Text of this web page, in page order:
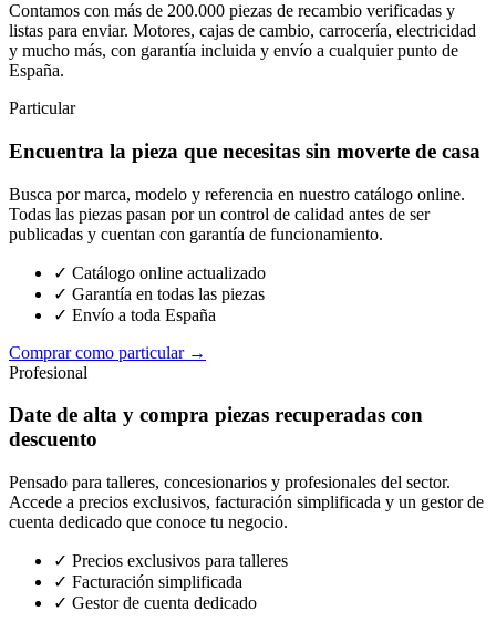
Contamos con más de 200.000 piezas de recambio verificadas y
listas para enviar. Motores, cajas de cambio, carrocería, electricidad
y mucho más, con garantía incluida y envío a cualquier punto de
España.
Particular
Encuentra la pieza que necesitas sin moverte de casa
Busca por marca, modelo y referencia en nuestro catálogo online.
Todas las piezas pasan por un control de calidad antes de ser
publicadas y cuentan con garantía de funcionamiento.
✓ Catálogo online actualizado
✓ Garantía en todas las piezas
✓ Envío a toda España
Comprar como particular →
Profesional
Date de alta y compra piezas recuperadas con
descuento
Pensado para talleres, concesionarios y profesionales del sector.
Accede a precios exclusivos, facturación simplificada y un gestor de
cuenta dedicado que conoce tu negocio.
✓ Precios exclusivos para talleres
✓ Facturación simplificada
✓ Gestor de cuenta dedicado